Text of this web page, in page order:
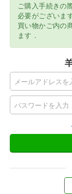
ご購入手続きの
必要がございま
買い物かご内の
ます．